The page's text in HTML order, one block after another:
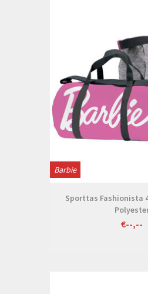
Barbie
Sporttas Fashionista
€--,--